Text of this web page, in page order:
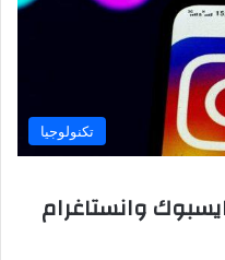
تكنولوجيا
وانستاغرام